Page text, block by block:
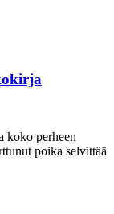
koko perheen
poika selvittää